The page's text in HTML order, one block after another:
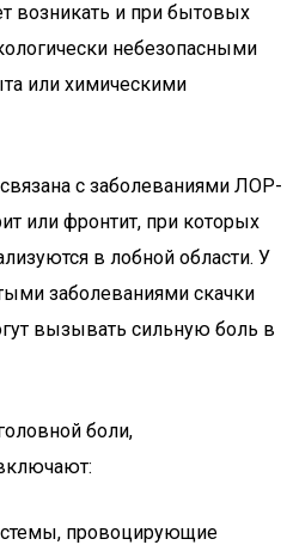
возникать и при бытовых
небезопасными
или химическими
с заболеваниями ЛОР-
или фронтит, при которых
в лобной области. У
заболеваниями скачки
вызывать сильную боль в
боли,
провоцирующие